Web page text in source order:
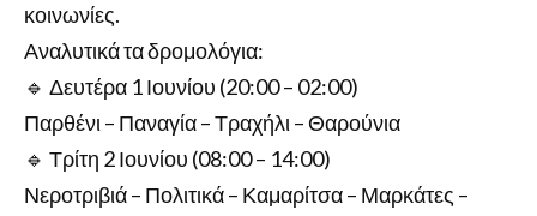
κοινωνίες.
Αναλυτικά τα δρομολόγια:
🔹 Δευτέρα 1 Ιουνίου (20:00 – 02:00)
Παρθένι – Παναγία – Τραχήλι – Θαρούνια
🔹 Τρίτη 2 Ιουνίου (08:00 – 14:00)
Νεροτριβιά – Πολιτικά – Καμαρίτσα – Μαρκάτες –